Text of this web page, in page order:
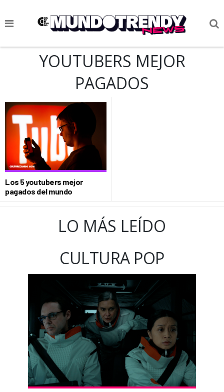
NOTICIAS
CIENCIA Y TECNOLOGÍA
VIDA
SOCIEDAD
CULTURIZANDO.COM
YOUTUBERS MEJOR
PAGADOS
Los 5 youtubers mejor
pagados del mundo
LO MÁS LEÍDO
CULTURA POP